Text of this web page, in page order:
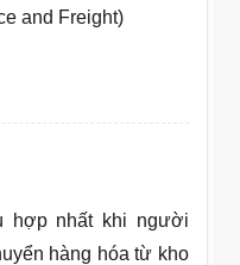
and Freight)
hợp nhất khi người
hàng hóa từ kho